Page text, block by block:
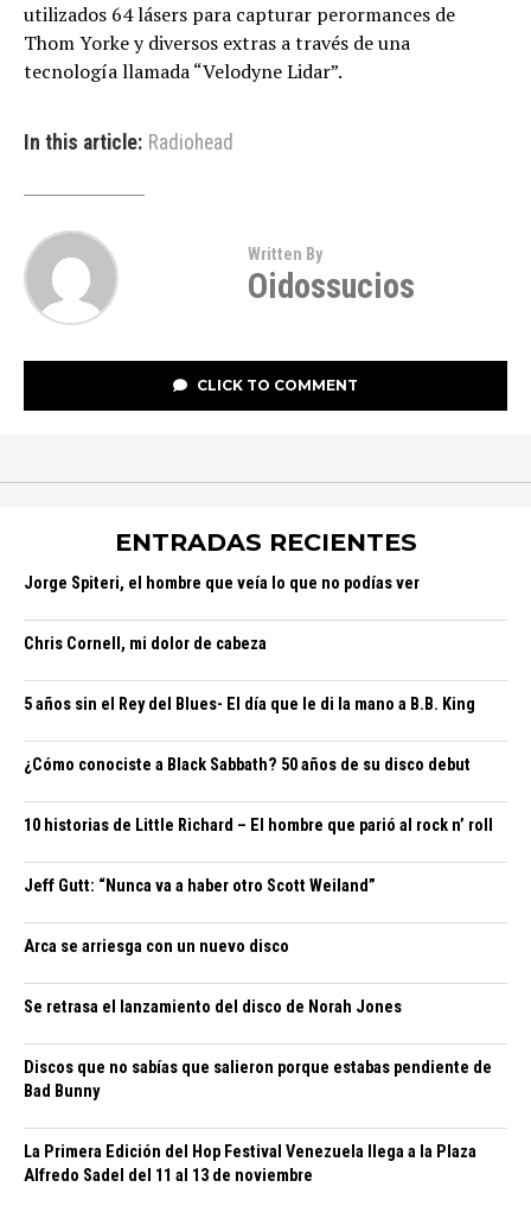
utilizados 64 lásers para capturar perormances de
Thom Yorke y diversos extras a través de una
tecnología llamada “Velodyne Lidar”.
In this article: Radiohead
Written By
Oidossucios
CLICK TO COMMENT
ENTRADAS RECIENTES
Jorge Spiteri, el hombre que veía lo que no podías ver
Chris Cornell, mi dolor de cabeza
5 años sin el Rey del Blues- El día que le di la mano a B.B. King
¿Cómo conociste a Black Sabbath? 50 años de su disco debut
10 historias de Little Richard – El hombre que parió al rock n’ roll
Jeff Gutt: “Nunca va a haber otro Scott Weiland”
Arca se arriesga con un nuevo disco
Se retrasa el lanzamiento del disco de Norah Jones
Discos que no sabías que salieron porque estabas pendiente de
Bad Bunny
La Primera Edición del Hop Festival Venezuela llega a la Plaza
Alfredo Sadel del 11 al 13 de noviembre